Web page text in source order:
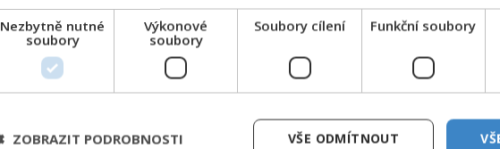
Nezbytně nutné
soubory
Výkonové
soubory
Soubory cílení Funkční soubory
VŠE ODMÍTNOUT
ZOBRAZIT PODROBNOSTI